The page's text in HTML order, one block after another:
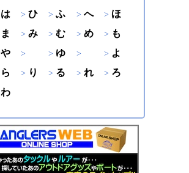
は
ひ ふ へ
ほ
ま
み む め
も
や
ゆ
よ
ら
り る れ
ろ
わ